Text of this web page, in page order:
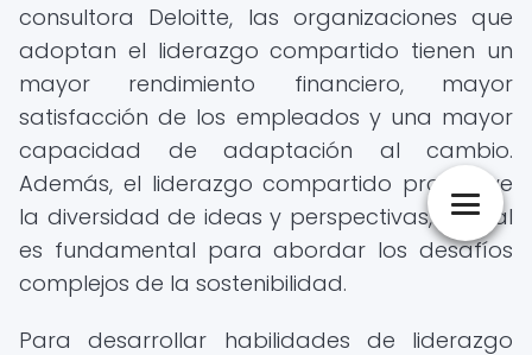
consultora Deloitte, las organizaciones que
adoptan el liderazgo compartido tienen un
mayor rendimiento financiero, mayor
satisfacción de los empleados y una mayor
capacidad de adaptación al cambio.
Además, el liderazgo compartido promueve
la diversidad de ideas y perspectivas, lo cual
es fundamental para abordar los desafíos
complejos de la sostenibilidad.
Para desarrollar habilidades de liderazgo